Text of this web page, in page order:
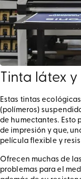
Tinta látex
Estas tintas
(polímeros)
de humectantes. Esto
de impresión y que,
película flexible y
Ofrecen muchas de
problemas para el